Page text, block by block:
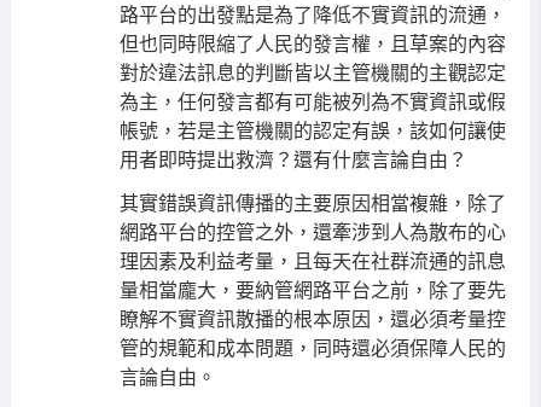
路平台的出發點是為了降低不實資訊的流通，
但也同時限縮了人民的發言權，且草案的內容
對於違法訊息的判斷皆以主管機關的主觀認定
為主，任何發言都有可能被列為不實資訊或假
帳號，若是主管機關的認定有誤，該如何讓使
用者即時提出救濟？還有什麼言論自由？
其實錯誤資訊傳播的主要原因相當複雜，除了
網路平台的控管之外，還牽涉到人為散布的心
理因素及利益考量，且每天在社群流通的訊息
量相當龐大，要納管網路平台之前，除了要先
瞭解不實資訊散播的根本原因，還必須考量控
管的規範和成本問題，同時還必須保障人民的
言論自由。